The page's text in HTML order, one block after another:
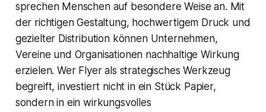
sprechen Menschen auf besondere Weise an. Mit
der richtigen Gestaltung, hochwertigem Druck und
gezielter Distribution können Unternehmen,
Vereine und Organisationen nachhaltige Wirkung
erzielen. Wer Flyer als strategisches Werkzeug
begreift, investiert nicht in ein Stück Papier,
sondern in ein wirkungsvolles